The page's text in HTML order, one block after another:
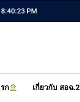
8:40:24 PM
ก เกี่ยวกับ สอฉ.2